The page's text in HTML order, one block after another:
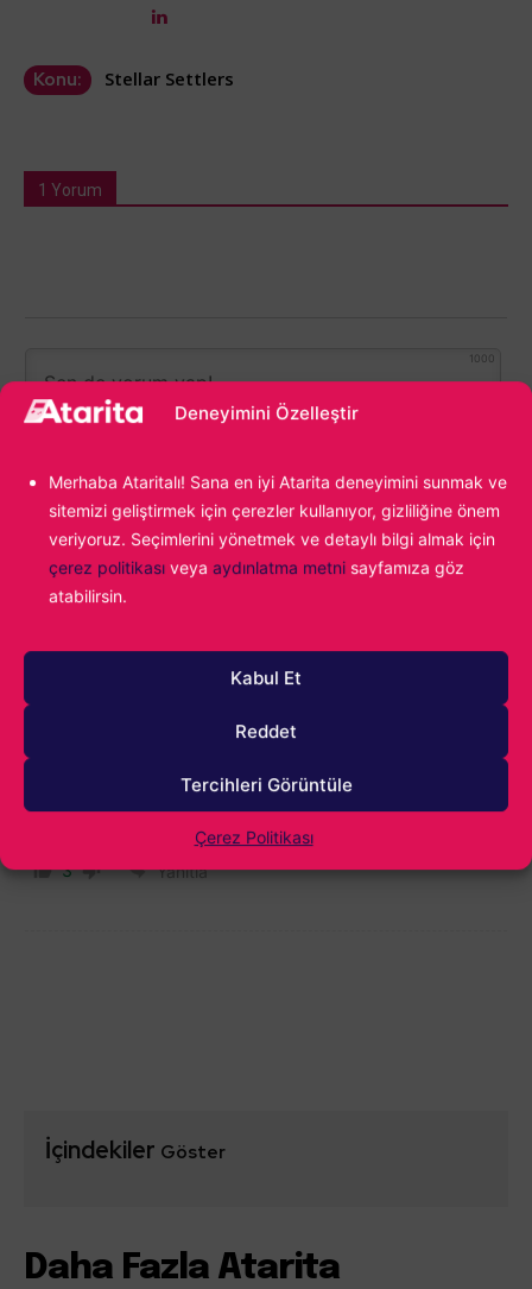
Deneyimini Özelleştir
Merhaba Ataritalı! Sana en iyi Atarita deneyimini sunmak ve
sitemizi geliştirmek için çerezler kullanıyor, gizliliğine önem
veriyoruz. Seçimlerini yönetmek ve detaylı bilgi almak için
çerez politikası veya aydınlatma metni sayfamıza göz
atabilirsin.
Kabul Et
Reddet
Tercihleri Görüntüle
Çerez Politikası
Konu: Stellar Settlers
1 Yorum
1000
10 Mart 2024 11:49
3 Yanıtla
İçindekiler Göster
Daha Fazla Atarita